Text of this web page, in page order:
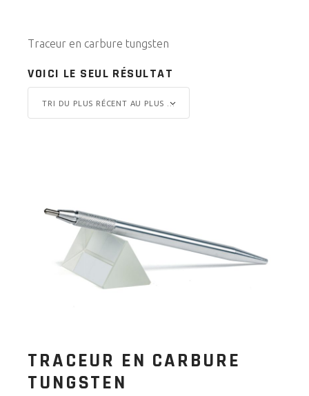
Traceur en carbure tungsten
VOICI LE SEUL RÉSULTAT
TRI DU PLUS RÉCENT AU PLUS ANCIEN
TRACEUR EN CARBURE
TUNGSTEN